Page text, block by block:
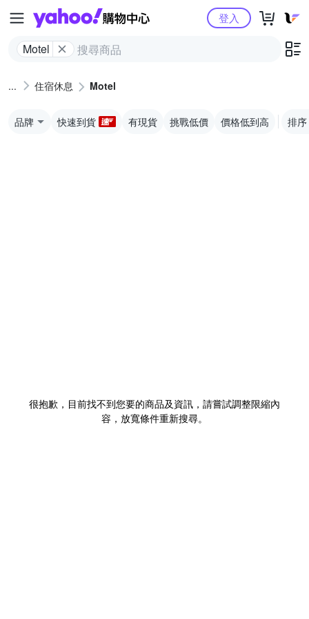
Yahoo購物中心
Motel
登入
住宿休息 Motel
品牌 快速到貨 有現貨 挑戰低價 價格低到高 排序
很抱歉，目前找不到您要的商品及資訊，請嘗試調整限縮內
容，放寬條件重新搜尋。